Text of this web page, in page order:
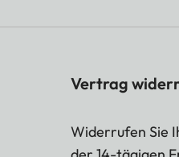
Vertrag
Widerrufen Sie